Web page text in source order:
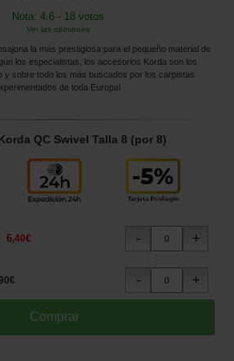
Nota: 4.6 - 18 votos
Ver las opiniones
la más prestigiosa para el pequeño material de
los especialistas, los accesorios Korda son los
y sobre todo los más buscados por los carpistas
de toda Europa!
QC Swivel Talla 8 (por 8)
6,40€
€